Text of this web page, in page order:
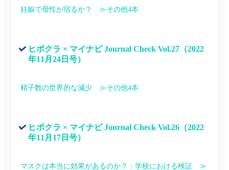
妊娠で母性が宿るか？　≫その他4本
ヒポクラ × マイナビ Journal Check Vol.27（2022
年11月24日号）
精子数の世界的な減少　≫その他4本
ヒポクラ × マイナビ Journal Check Vol.26（2022
年11月17日号）
マスクは本当に効果があるのか？：学校における検証　≫